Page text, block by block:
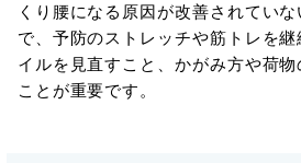
くり腰になる原因が改善されてい
で、予防のストレッチや筋トレを
イルを見直すこと、かがみ方や荷
ことが重要です。